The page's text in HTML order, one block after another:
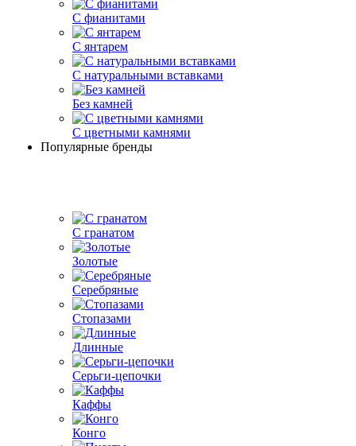
С фианитами
С янтарем
С натуральными вставками
Без камней
С цветными камнями
Популярные бренды
С гранатом
Золотые
Серебряные
Стопазами
Длинные
Серьги-цепочки
Каффы
Конго